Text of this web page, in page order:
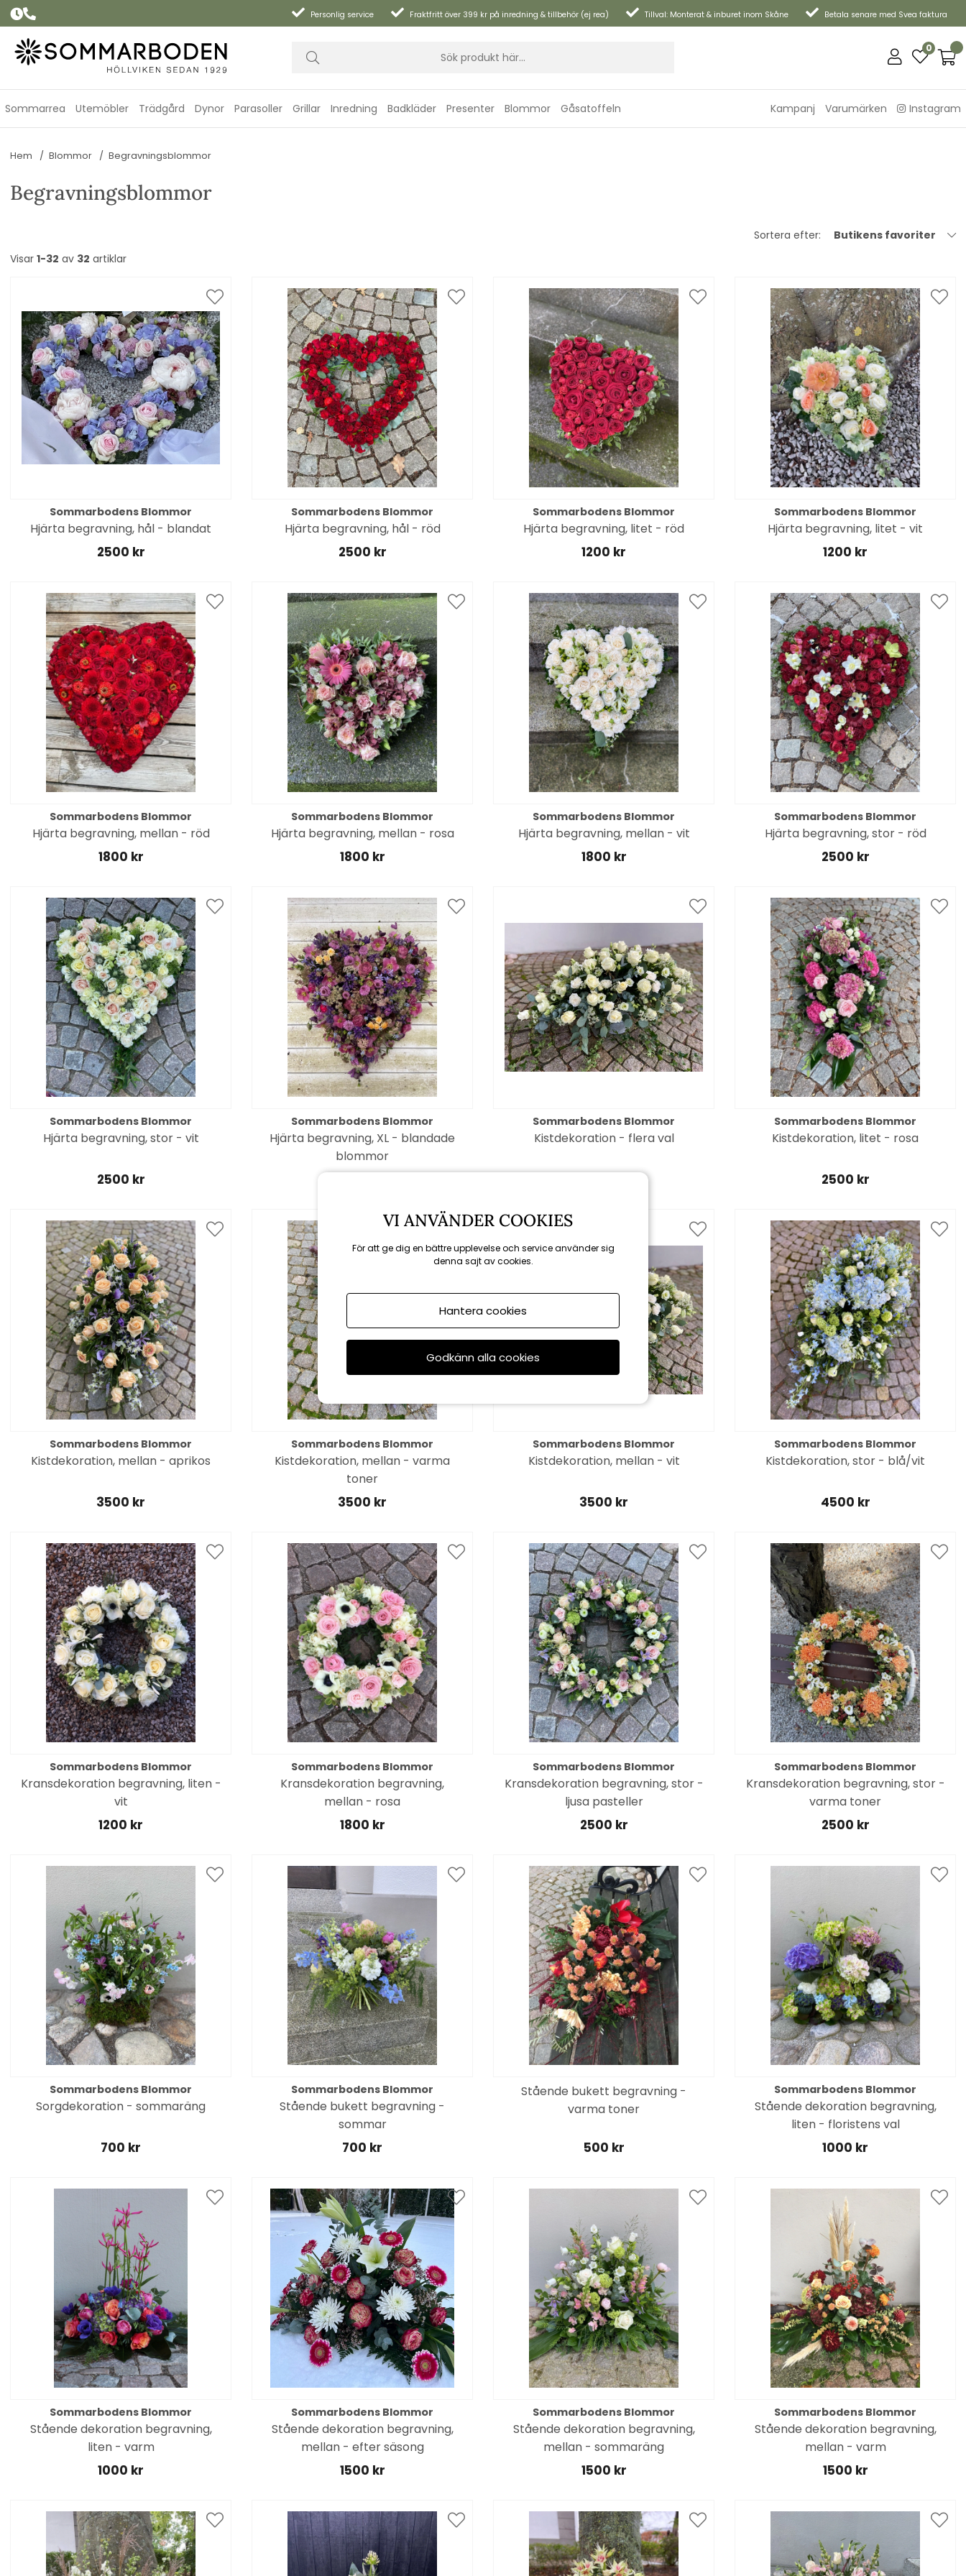
Personlig service Fraktfritt över 399 kr på inredning & tillbehör (ej rea) Tillval: Monterat & inburet inom Skåne Betala senare med Svea faktura
0
Sommarrea Utemöbler Trädgård Dynor Parasoller Grillar Inredning Badkläder Presenter Blommor Gåsatoffeln Kampanj Varumärken Instagram
Hem Blommor Begravningsblommor
Begravningsblommor
Sortera efter:
Butikens favoriter
Visar 1-32 av 32 artiklar
Sommarbodens Blommor
Hjärta begravning, hål - blandat
2500 kr
Sommarbodens Blommor
Hjärta begravning, hål - röd
2500 kr
Sommarbodens Blommor
Hjärta begravning, litet - röd
1200 kr
Sommarbodens Blommor
Hjärta begravning, litet - vit
1200 kr
Sommarbodens Blommor
Hjärta begravning, mellan - röd
1800 kr
Sommarbodens Blommor
Hjärta begravning, mellan - rosa
1800 kr
Sommarbodens Blommor
Hjärta begravning, mellan - vit
1800 kr
Sommarbodens Blommor
Hjärta begravning, stor - röd
2500 kr
Sommarbodens Blommor
Hjärta begravning, stor - vit
2500 kr
Sommarbodens Blommor
Hjärta begravning, XL - blandade
blommor
Sommarbodens Blommor
Kistdekoration - flera val
Sommarbodens Blommor
Kistdekoration, litet - rosa
2500 kr
Sommarbodens Blommor
Kistdekoration, mellan - aprikos
3500 kr
Sommarbodens Blommor
Kistdekoration, mellan - varma
toner
3500 kr
Sommarbodens Blommor
Kistdekoration, mellan - vit
3500 kr
Sommarbodens Blommor
Kistdekoration, stor - blå/vit
4500 kr
Sommarbodens Blommor
Kransdekoration begravning, liten -
vit
1200 kr
Sommarbodens Blommor
Kransdekoration begravning,
mellan - rosa
1800 kr
Sommarbodens Blommor
Kransdekoration begravning, stor -
ljusa pasteller
2500 kr
Sommarbodens Blommor
Kransdekoration begravning, stor -
varma toner
2500 kr
Sommarbodens Blommor
Sorgdekoration - sommaräng
700 kr
Sommarbodens Blommor
Stående bukett begravning -
sommar
700 kr
Stående bukett begravning -
varma toner
500 kr
Sommarbodens Blommor
Stående dekoration begravning,
liten - floristens val
1000 kr
Sommarbodens Blommor
Stående dekoration begravning,
liten - varm
1000 kr
Sommarbodens Blommor
Stående dekoration begravning,
mellan - efter säsong
1500 kr
Sommarbodens Blommor
Stående dekoration begravning,
mellan - sommaräng
1500 kr
Sommarbodens Blommor
Stående dekoration begravning,
mellan - varm
1500 kr
VI ANVÄNDER COOKIES
För att ge dig en bättre upplevelse och service använder sig
denna sajt av cookies.
Hantera cookies
Godkänn alla cookies